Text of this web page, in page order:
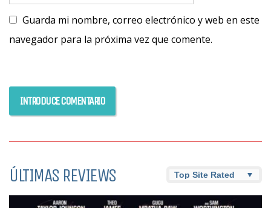
Guarda mi nombre, correo electrónico y web en este
navegador para la próxima vez que comente.
ÚLTIMAS REVIEWS